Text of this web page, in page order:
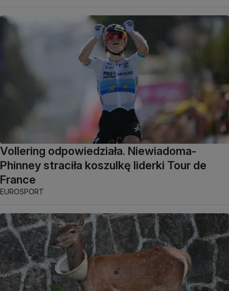
Vollering odpowiedziała. Niewiadoma-
Phinney straciła koszulkę liderki Tour de
France
EUROSPORT